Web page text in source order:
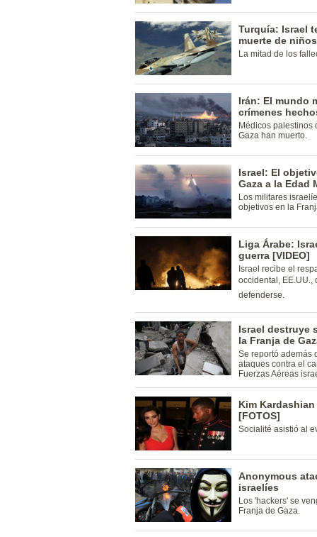
Turquía: Israel
muerte de
La mitad de los
Irán: El mundo
crímenes
Médicos palestinos
Gaza han muerto.
Israel: El
Gaza a la Edad
Los militares
objetivos en la
Liga Árabe:
guerra [VIDEO]
Israel recibe el
occidental, EE.UU.,
defenderse.
Israel destruye
la Franja de
Se reportó además
ataques contra el
Fuerzas Aéreas
Kim
[FOTOS]
Socialité asistió al
Anonymous
israelíes
Los 'hackers' se
Franja de Gaza.